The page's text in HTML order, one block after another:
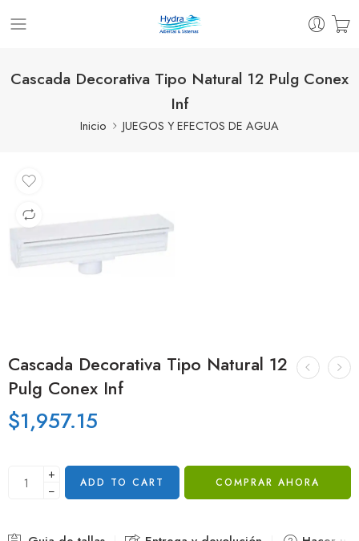
Cascada Decorativa Tipo Natural 12 Pulg Conex
Inf
Inicio JUEGOS Y EFECTOS DE AGUA
Cascada Decorativa Tipo Natural 12
Pulg Conex Inf
$1,957.15
+
−
ADD TO CART COMPRAR AHORA